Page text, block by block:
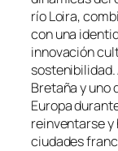
río Loira,
con una
innovación
Bretaña y uno
Europa
reinventarse y
ciudades